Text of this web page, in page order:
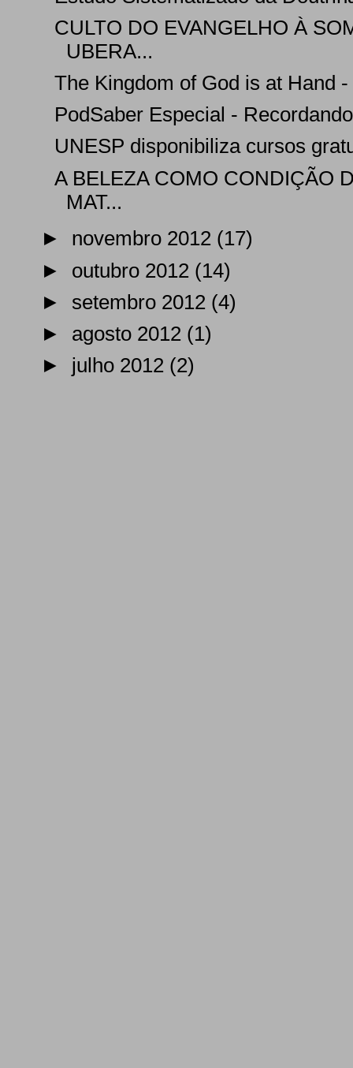
CULTO DO EVANGELHO À
UBERA...
The Kingdom of God is at Hand
PodSaber Especial -
UNESP disponibiliza cursos
A BELEZA COMO CONDIÇÃO
MAT...
► novembro 2012 (17)
► outubro 2012 (14)
► setembro 2012 (4)
► agosto 2012 (1)
► julho 2012 (2)